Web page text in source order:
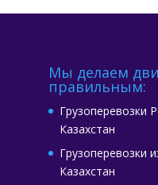
Мы делаем
правильным:
Грузоперевозки
Казахстан
Грузоперевозки
Казахстан